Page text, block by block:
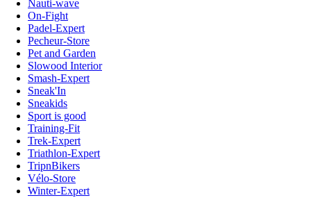
Nauti-wave
On-Fight
Padel-Expert
Pecheur-Store
Pet and Garden
Slowood Interior
Smash-Expert
Sneak'In
Sneakids
Sport is good
Training-Fit
Trek-Expert
Triathlon-Expert
TripnBikers
Vélo-Store
Winter-Expert